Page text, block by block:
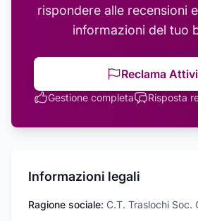
rispondere alle recensioni
informazioni del tuo
Reclama
Gestione completa Risposta
Informazioni legali
Ragione sociale: C.T. Traslochi Soc.